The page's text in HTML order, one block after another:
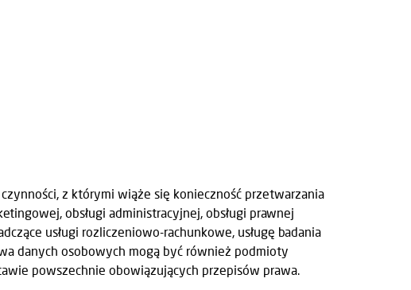
z którymi wiąże się konieczność przetwarzania
obsługi administracyjnej, obsługi prawnej
usługi rozliczeniowo-rachunkowe, usługę badania
danych osobowych mogą być również podmioty
powszechnie obowiązujących przepisów prawa.